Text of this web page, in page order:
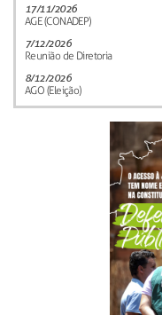
17/11/2026
AGE (CONADEP)
7/12/2026
Reunião de Diretoria
8/12/2026
AGO (Eleição)